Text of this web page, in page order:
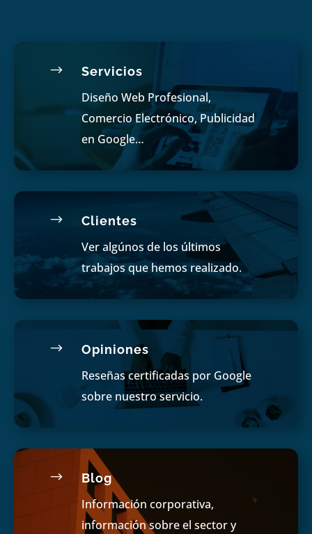
$ Servicios
Diseño Web Profesional,
Comercio Electrónico, Publicidad
en Google…
$ Clientes
Ver algúnos de los últimos
trabajos que hemos realizado.
$ Opiniones
Reseñas certificadas por Google
sobre nuestro servicio.
$ Blog
Información corporativa,
información sobre el sector y